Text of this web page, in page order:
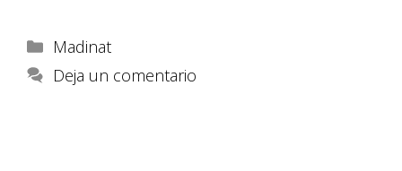
Madinat
Deja un comentario